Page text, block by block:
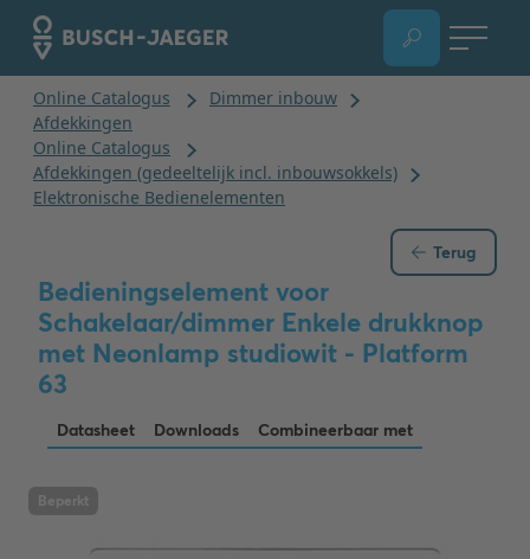
Terug
Bedieningselement voor
Schakelaar/dimmer Enkele drukknop
met Neonlamp studiowit - Platform
63
Datasheet Downloads Combineerbaar met
Beperkt